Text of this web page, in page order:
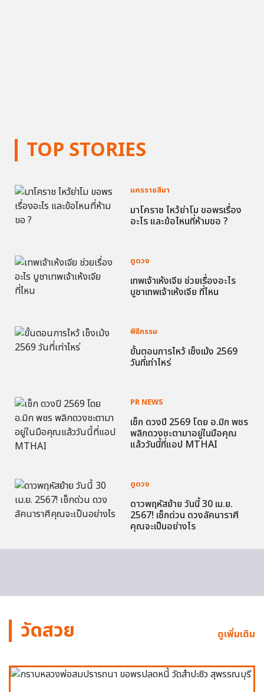
TOP STORIES
นครราชสีมา
มาโคราช ไหว้ย่าโม ขอพรเรื่อง
อะไร และข้อไหนที่ห้ามขอ ?
ดูดวง
เทพเจ้าเห้งเจีย ช่วยเรื่องอะไร
บูชาเทพเจ้าเห้งเจีย ที่ไหน
พิธีกรรม
ขั้นตอนการไหว้ เช็งเม้ง 2569
วันที่เท่าไหร่
PR NEWS
เช็ก ดวงปี 2569 โดย อ.มิก พชร
พลิกดวงชะตามาอยู่ในมือคุณ
แล้ววันนี้ที่แอป MTHAI
ดูดวง
ดาวพฤหัสย้าย วันนี้ 30 เม.ย.
2567! เช็กด่วน ดวงลัคนาราศี
คุณจะเป็นอย่างไร
วัดสวย ดูเพิ่มเติม